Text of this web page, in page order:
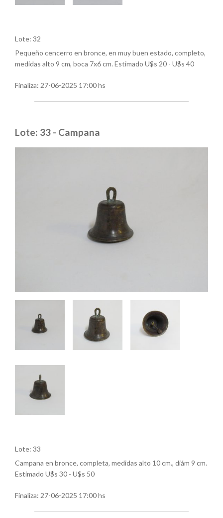
Lote: 32
Pequeño cencerro en bronce, en muy buen estado, completo,
medidas alto 9 cm, boca 7x6 cm. Estimado U$s 20 - U$s 40
Finaliza: 27-06-2025 17:00 hs
Lote: 33 - Campana
Lote: 33
Campana en bronce, completa, medidas alto 10 cm., diám 9 cm.
Estimado U$s 30 - U$s 50
Finaliza: 27-06-2025 17:00 hs